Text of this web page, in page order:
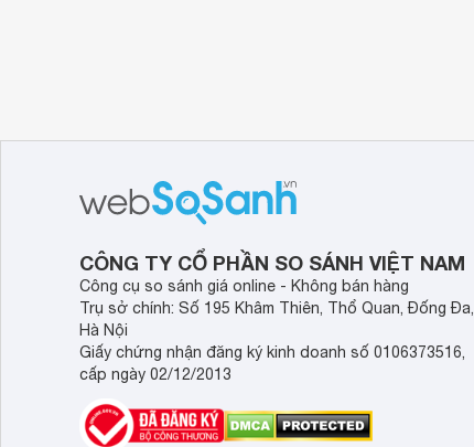
CÔNG TY CỔ PHẦN SO SÁNH VIỆT NAM
Công cụ so sánh giá online - Không bán hàng
Trụ sở chính: Số 195 Khâm Thiên, Thổ Quan, Đống Đa,
Hà Nội
Giấy chứng nhận đăng ký kinh doanh số 0106373516,
cấp ngày 02/12/2013